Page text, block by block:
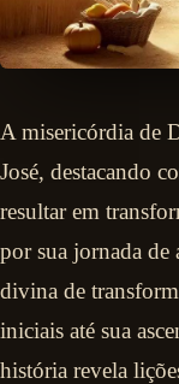
A misericórdia de
José, destacando
resultar em
por sua jornada de
divina de
iniciais até sua
história revela